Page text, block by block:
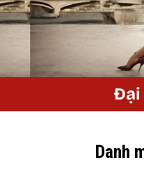
Đại
Danh